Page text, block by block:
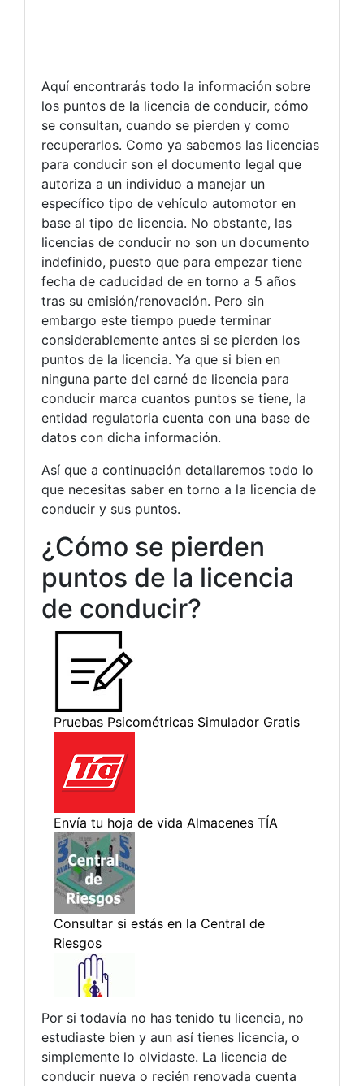
Aquí encontrarás todo la información sobre
los puntos de la licencia de conducir, cómo
se consultan, cuando se pierden y como
recuperarlos. Como ya sabemos las licencias
para conducir son el documento legal que
autoriza a un individuo a manejar un
específico tipo de vehículo automotor en
base al tipo de licencia. No obstante, las
licencias de conducir no son un documento
indefinido, puesto que para empezar tiene
fecha de caducidad de en torno a 5 años
tras su emisión/renovación. Pero sin
embargo este tiempo puede terminar
considerablemente antes si se pierden los
puntos de la licencia. Ya que si bien en
ninguna parte del carné de licencia para
conducir marca cuantos puntos se tiene, la
entidad regulatoria cuenta con una base de
datos con dicha información.
Así que a continuación detallaremos todo lo
que necesitas saber en torno a la licencia de
conducir y sus puntos.
¿Cómo se pierden
puntos de la licencia
de conducir?
Por si todavía no has tenido tu licencia, no
estudiaste bien y aun así tienes licencia, o
simplemente lo olvidaste. La licencia de
conducir nueva o recién renovada cuenta